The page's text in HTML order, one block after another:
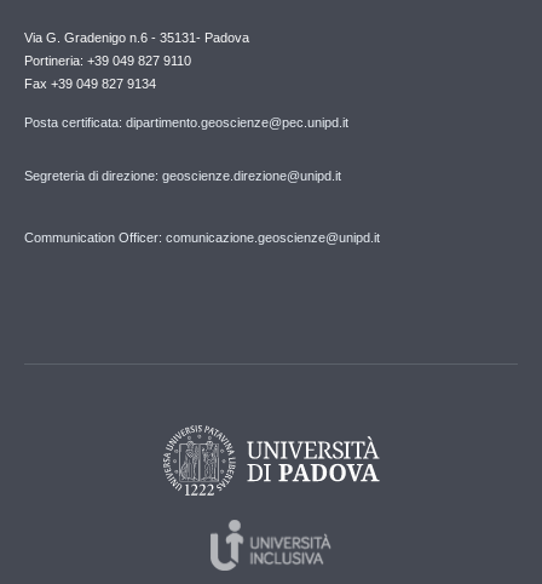
Via G. Gradenigo n.6 - 35131- Padova
Portineria: +39 049 827 9110
Fax +39 049 827 9134
Posta certificata: dipartimento.geoscienze@pec.unipd.it
Segreteria di direzione: geoscienze.direzione@unipd.it
Communication Officer: comunicazione.geoscienze@unipd.it